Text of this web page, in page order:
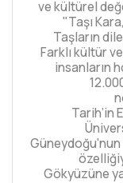
ve kültürel
"Taşı
Taşların
Farklı kültür
insanların
Tarih’in
Güneydoğu'nun
Gökyüzüne